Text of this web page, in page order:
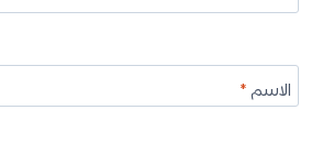
الاسم*